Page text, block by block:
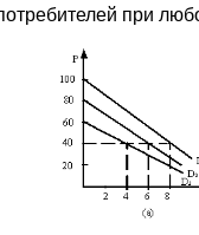
при